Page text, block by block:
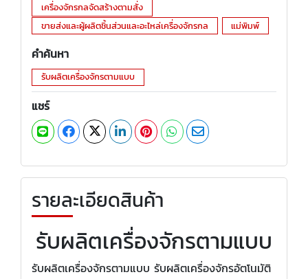
เครื่องจักรกลจัดสร้างตามสั่ง
ขายส่งและผู้ผลิตชิ้นส่วนและอะไหล่เครื่องจักรกล
แม่พิมพ์
คำค้นหา
รับผลิตเครื่องจักรตามแบบ
แชร์
รายละเอียดสินค้า
รับผลิตเครื่องจักรตามแบบ
รับผลิตเครื่องจักรตามแบบ รับผลิตเครื่องจักรอัตโนมัติ